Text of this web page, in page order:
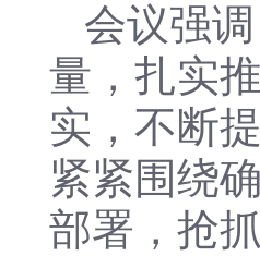
会议强
量，扎实
实，不断
紧紧围绕
部署，抢